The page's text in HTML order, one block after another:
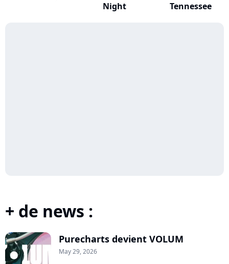
Night
Tennessee
+ de news :
Purecharts devient VOLUM
May 29, 2026